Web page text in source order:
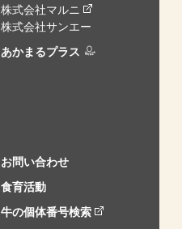
株式会社マルニ
株式会社サンエー
あかまるプラス
お問い合わせ
食育活動
牛の個体番号検索